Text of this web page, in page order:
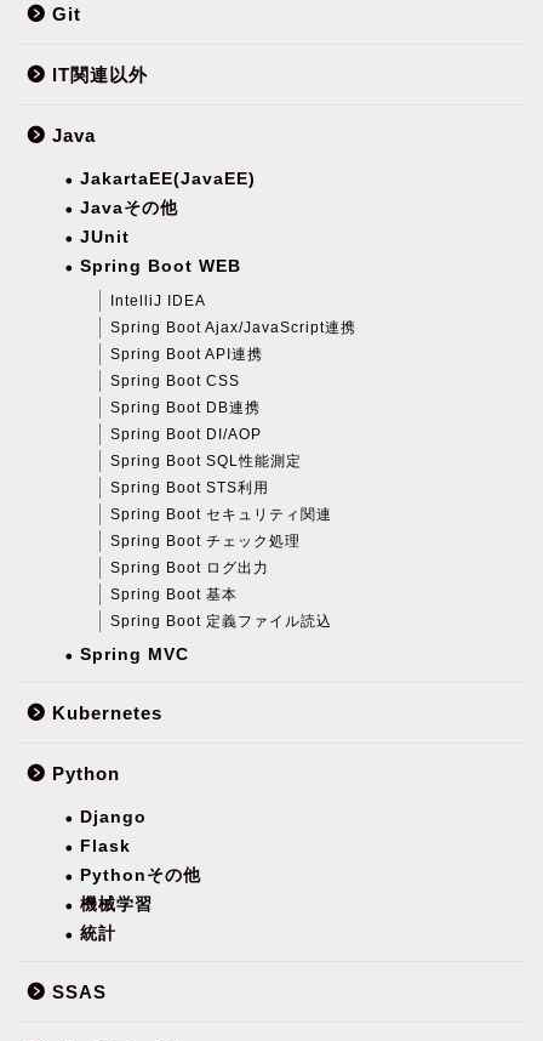
Git
IT関連以外
Java
JakartaEE(JavaEE)
Javaその他
JUnit
Spring Boot WEB
IntelliJ IDEA
Spring Boot Ajax/JavaScript連携
Spring Boot API連携
Spring Boot CSS
Spring Boot DB連携
Spring Boot DI/AOP
Spring Boot SQL性能測定
Spring Boot STS利用
Spring Boot セキュリティ関連
Spring Boot チェック処理
Spring Boot ログ出力
Spring Boot 基本
Spring Boot 定義ファイル読込
Spring MVC
Kubernetes
Python
Django
Flask
Pythonその他
機械学習
統計
SSAS